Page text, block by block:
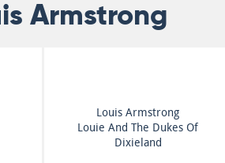
Armstrong
Louis Armstrong
Louie And The Dukes Of
Dixieland